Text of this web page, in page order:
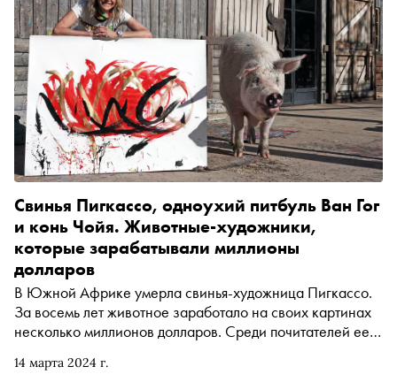
14 марта 2024 г.
Свинья Пигкассо, одноухий питбуль Ван Гог
и конь Чойя. Животные-художники,
которые зарабатывали миллионы
долларов
В Южной Африке умерла свинья-художница Пигкассо.
За восемь лет животное заработало на своих картинах
несколько миллионов долларов. Среди почитателей ее
актеры Эд Вествик, Джордж Клуни. Почему Пигкассо